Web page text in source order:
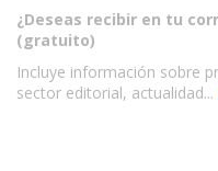
¿Deseas recibir en tu
(gratuito)
Incluye información sobre
sector editorial, actualidad...